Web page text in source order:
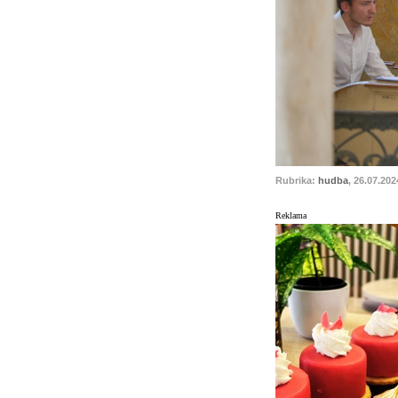
Rubrika: hudba,
Reklama